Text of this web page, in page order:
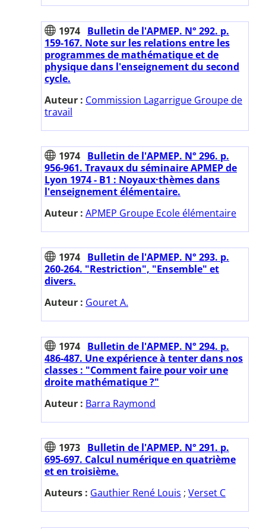
1974 Bulletin de l'APMEP. N° 292. p.
159-167. Note sur les relations entre les
programmes de mathématique et de
physique dans l'enseignement du second
cycle.
Auteur : Commission Lagarrigue Groupe de
travail
1974 Bulletin de l'APMEP. N° 296. p.
956-961. Travaux du séminaire APMEP de
Lyon 1974 - B1 : Noyaux·thèmes dans
l'enseignement élémentaire.
Auteur : APMEP Groupe Ecole élémentaire
1974 Bulletin de l'APMEP. N° 293. p.
260-264. "Restriction", "Ensemble" et
divers.
Auteur : Gouret A.
1974 Bulletin de l'APMEP. N° 294. p.
486-487. Une expérience à tenter dans nos
classes : "Comment faire pour voir une
droite mathématique ?"
Auteur : Barra Raymond
1973 Bulletin de l'APMEP. N° 291. p.
695-697. Calcul numérique en quatrième
et en troisième.
Auteurs : Gauthier René Louis ; Verset C